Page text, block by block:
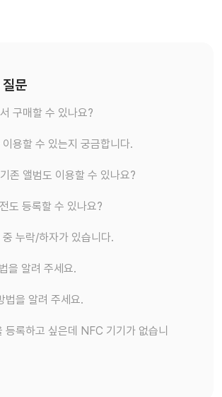
문
구매할 수 있나요?
용할 수 있는지 궁금합니다.
존 앨범도 이용할 수 있나요?
도 등록할 수 있나요?
누락/하자가 있습니다.
을 알려 주세요.
법을 알려 주세요.
등록하고 싶은데 NFC 기기가 없습니